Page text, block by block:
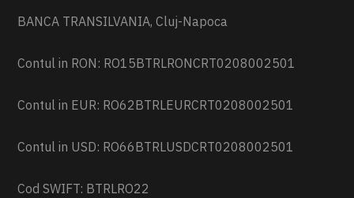
BANCA TRANSILVANIA, Cluj-Napoca
Contul in RON: RO15BTRLRONCRT0208002501
Contul in EUR: RO62BTRLEURCRT0208002501
Contul in USD: RO66BTRLUSDCRT0208002501
Cod SWIFT: BTRLRO22